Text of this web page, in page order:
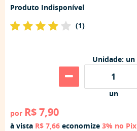
Produto Indisponível
(1)
Unidade: un
un
por R$ 7,90
à vista R$ 7,66 economize 3% no Pix